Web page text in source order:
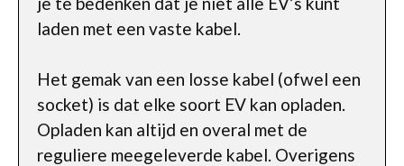
laden met een vaste kabel.
Het gemak van een losse kabel (ofwel een
socket) is dat elke soort EV kan opladen.
Opladen kan altijd en overal met de
reguliere meegeleverde kabel. Overigens